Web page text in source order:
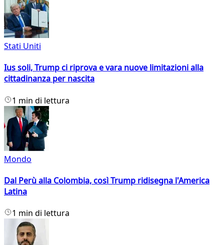
Stati Uniti
Ius soli, Trump ci riprova e vara nuove limitazioni alla
cittadinanza per nascita
1 min di lettura
Mondo
Dal Perù alla Colombia, così Trump ridisegna l'America
Latina
1 min di lettura